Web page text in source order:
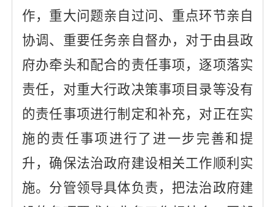
作，重大问题亲自过问、重点环节亲自
协调、重要任务亲自督办，对于由县政
府办牵头和配合的责任事项，逐项落实
责任，对重大行政决策事项目录等没有
的责任事项进行制定和补充，对正在实
施的责任事项进行了进一步完善和提
升，确保法治政府建设相关工作顺利实
施。 分管领导具体负责，把法治政府建